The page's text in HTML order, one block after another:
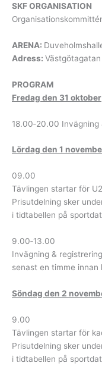
SKF ORGANISATION
ARENA:
Adress:
PROGRAM
Fredag den 31 oktober
18.00‐20.00
Lördag den 1
09.00
Tävlingen startar för
Prisutdelning sker
i tidtabellen på
9.00‐13.00
Invägning &
senast en timme innan
Söndag den 2
9.00
Tävlingen startar för
Prisutdelning sker
i tidtabellen på